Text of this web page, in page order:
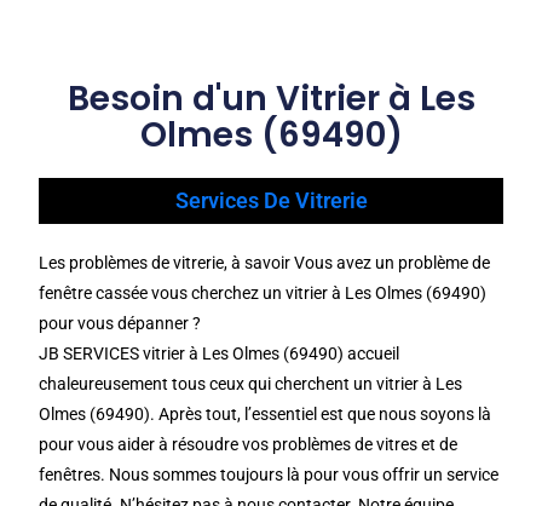
Besoin d'un Vitrier à Les
Olmes (69490)
Services De Vitrerie
Les problèmes de vitrerie, à savoir Vous avez un problème de
fenêtre cassée vous cherchez un vitrier à Les Olmes (69490)
pour vous dépanner ?
JB SERVICES vitrier à Les Olmes (69490) accueil
chaleureusement tous ceux qui cherchent un vitrier à Les
Olmes (69490). Après tout, l’essentiel est que nous soyons là
pour vous aider à résoudre vos problèmes de vitres et de
fenêtres. Nous sommes toujours là pour vous offrir un service